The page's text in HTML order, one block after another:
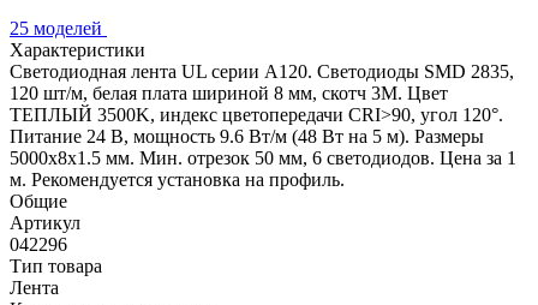
25 моделей
Характеристики
Светодиодная лента UL серии A120. Светодиоды SMD 2835,
120 шт/м, белая плата шириной 8 мм, скотч 3M. Цвет
ТЕПЛЫЙ 3500K, индекс цветопередачи CRI>90, угол 120°.
Питание 24 В, мощность 9.6 Вт/м (48 Вт на 5 м). Размеры
5000x8x1.5 мм. Мин. отрезок 50 мм, 6 светодиодов. Цена за 1
м. Рекомендуется установка на профиль.
Общие
Артикул
042296
Тип товара
Лента